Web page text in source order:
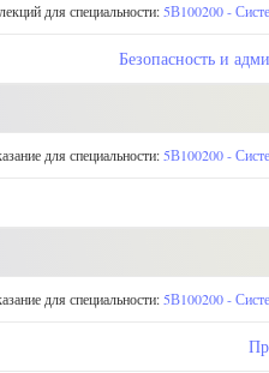
для специальности: 5В100200 -
Безопасность и
для специальности: 5В100200 -
для специальности: 5В100200 -